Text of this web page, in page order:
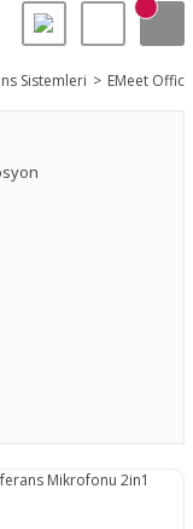
Sistemleri EMeet